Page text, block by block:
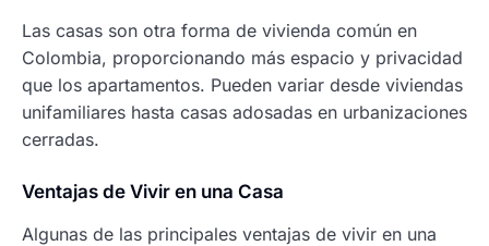
Las casas son otra forma de vivienda común en
Colombia, proporcionando más espacio y privacidad
que los apartamentos. Pueden variar desde viviendas
unifamiliares hasta casas adosadas en urbanizaciones
cerradas.
Ventajas de Vivir en una Casa
Algunas de las principales ventajas de vivir en una